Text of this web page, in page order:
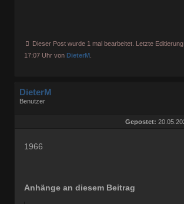
Dieser Post wurde 1 mal bearbeitet. Letzte
17:07 Uhr von DieterM
DieterM
Benutzer
Gepostet:
1966
Anhänge an diesem Beitrag